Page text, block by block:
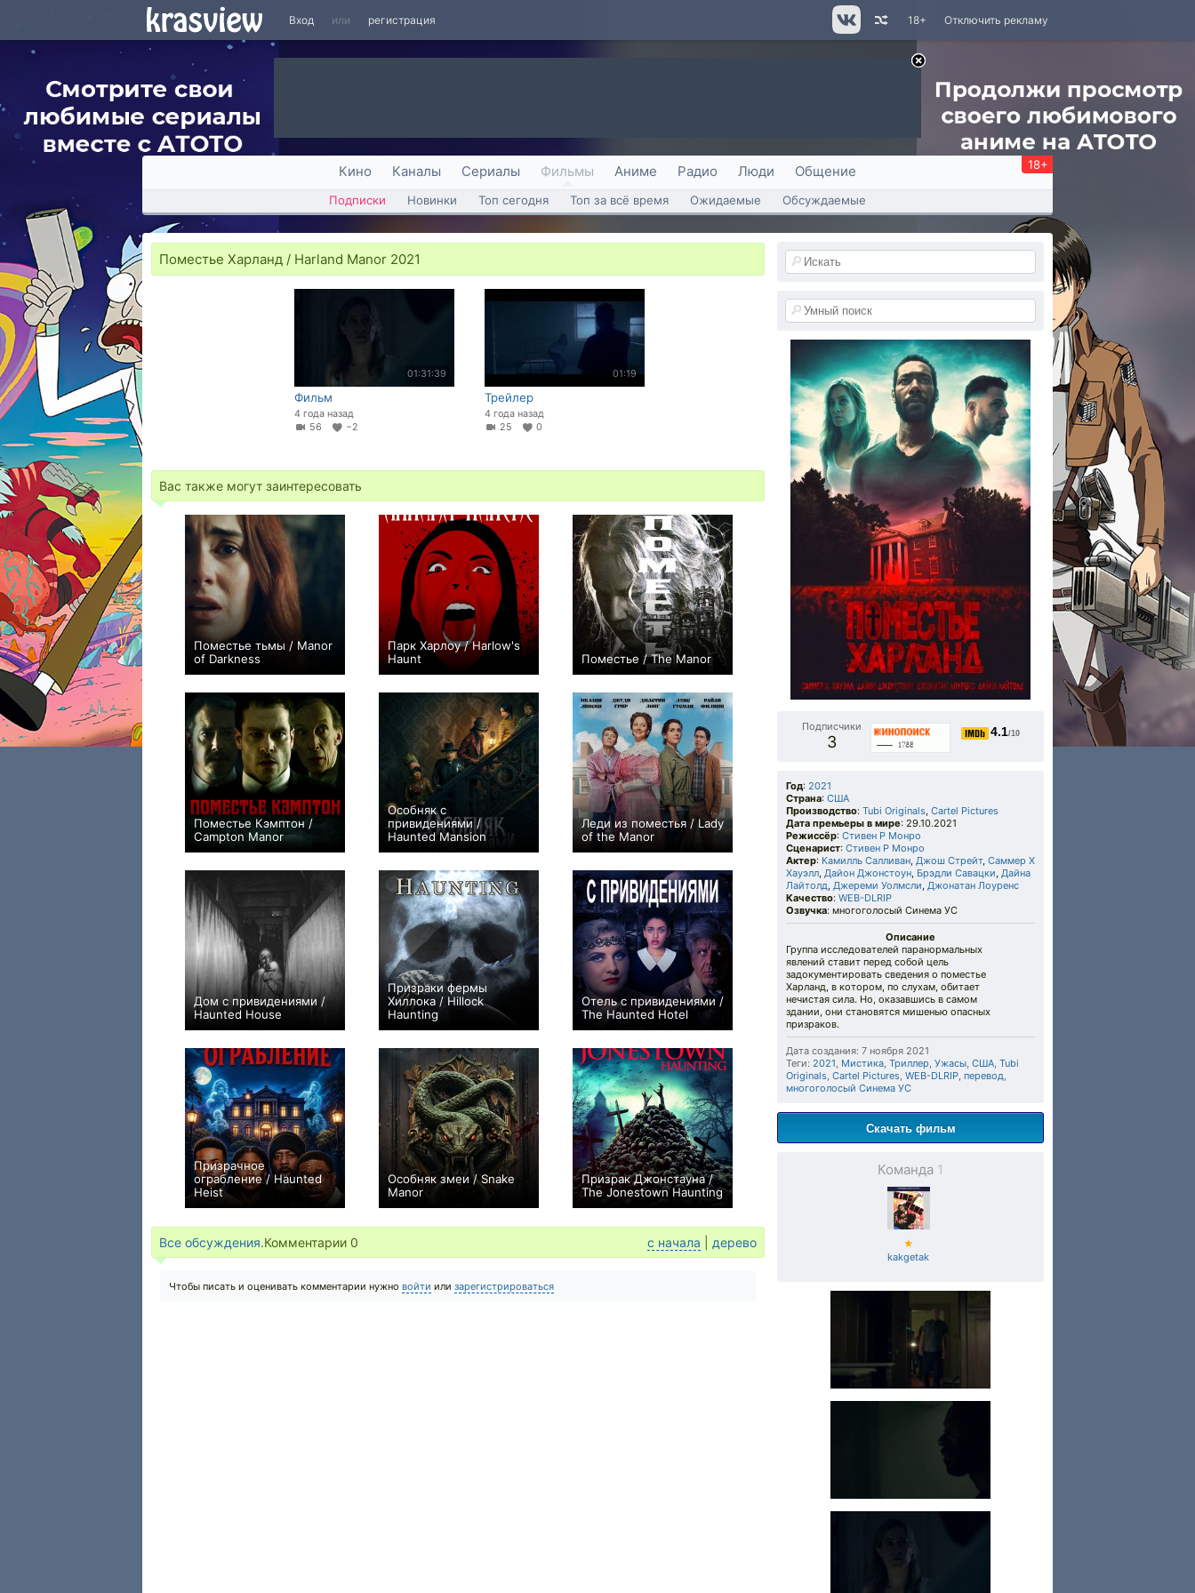
Вход или регистрация Отключить рекламу
18+
Кино Каналы Сериалы Фильмы Аниме Радио Люди Общение 18+
Подписки Новинки Топ сегодня Топ за всё время Ожидаемые Обсуждаемые
Поместье Харланд / Harland Manor 2021
01:31:39
Фильм
4 года назад
56
−2
01:19
Трейлер
4 года назад
25
0
Вас также могут заинтересовать
Поместье тьмы / Manor
of Darkness
−1
Парк Харлоу / Harlow's
Haunt
0
Поместье / The Manor
+9
Поместье Кэмптон /
Campton Manor
+3
Особняк с
привидениями /
Haunted Mansion
+179
Леди из поместья / Lady
of the Manor
+1
Дом с привидениями /
Haunted House
+1
Призраки фермы
Хиллока / Hillock
Haunting
0
Отель с привидениями /
The Haunted Hotel
0
Призрачное
ограбление / Haunted
Heist
0
Особняк змеи / Snake
Manor
−1
Призрак Джонстауна /
The Jonestown Haunting
0
Все обсуждения.Комментарии 0 с начала дерево
Чтобы писать и оценивать комментарии нужно войти или зарегистрироваться
Подписчики
3
4.1/10
Год: 2021
Страна: США
Производство: Tubi Originals, Cartel Pictures
Дата премьеры в мире: 29.10.2021
Режиссёр: Стивен Р Монро
Сценарист: Стивен Р Монро
Актер: Камилль Салливан, Джош Стрейт, Саммер Х
Хауэлл, Дайон Джонстоун, Брэдли Савацки, Дайна
Лайтолд, Джереми Уолмсли, Джонатан Лоуренс
Качество: WEB-DLRIP
Озвучка: многоголосый Синема УС
Описание
Группа исследователей паранормальных
явлений ставит перед собой цель
задокументировать сведения о поместье
Харланд, в котором, по слухам, обитает
нечистая сила. Но, оказавшись в самом
здании, они становятся мишенью опасных
призраков.
Дата создания: 7 ноября 2021
Теги: 2021, Мистика, Триллер, Ужасы, США, Tubi
Originals, Cartel Pictures, WEB-DLRIP, перевод,
многоголосый Синема УС
Скачать фильм
Команда 1
★
kakgetak